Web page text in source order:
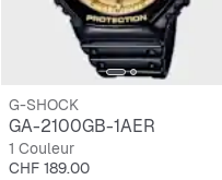
G-SHOCK
GA-2100GB-1AER
1 Couleur
Prix
CHF 189.00